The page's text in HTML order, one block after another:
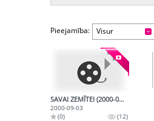
Pieejamība: Visur
SAVAI ZEMĪTEI (2000-09-03)
2000-09-03
(0)
(12)